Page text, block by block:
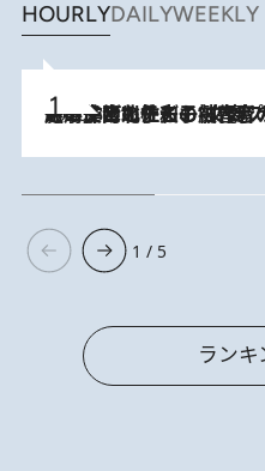
HOURLYDAILYWEEKLY
2026.8.3
《「文士の子ども被害者の会」発足！》阿川佐和子（72）が語る遠藤周作に北杜夫、劇作家・矢代静一の子どもたちの“文豪プライベート事件簿”
1 / 5
ラン